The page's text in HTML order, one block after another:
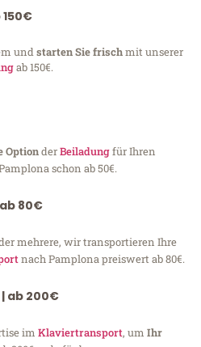
150€
undstarten Sie frischmit unserer
ab 150€.
OptionderBeiladungfür Ihren
schon ab 50€.
80€
mehrere, wir transportieren Ihre
nach Pamplona preiswert ab 80€.
| ab 200€
im Klaviertransport, um Ihr